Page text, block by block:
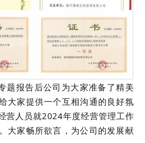
题报告后公司为大家准备了精美
大家提供一个互相沟通的良好氛
营人员就2024年度经营管理工作
大家畅所欲言，为公司的发展献